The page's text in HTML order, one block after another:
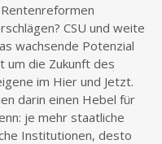
CSU und weite
wachsende Potenzial
um die Zukunft des
im Hier und Jetzt.
darin einen Hebel für
je mehr staatliche
Institutionen, desto